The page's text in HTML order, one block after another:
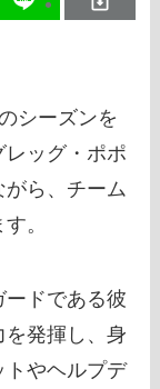
シーズンを
ッグ・ポポ
ら、チーム
。
ードである彼
発揮し、身
トやヘルプデ